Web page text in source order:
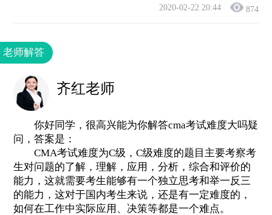
2020-02-22 20:44 874
老师解答
齐红老师
你好同学，很高兴能为你解答cma考试难度大吗疑
问，答案是：
CMA考试难度为C级，C级难度的题目主要考察考
生对问题的了解，理解，应用，分析，综合和评价的
能力，这就需要考生能够有一个独立思考和举一反三
的能力，这对于国内考生来说，还是有一定难度的，
如何在工作中实际应用、决策等都是一个难点。